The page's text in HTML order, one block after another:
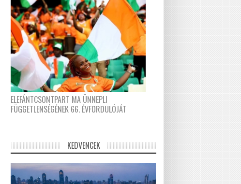
ELEFÁNTCSONTPART MA ÜNNEPLI
FÜGGETLENSÉGÉNEK 66. ÉVFORDULÓJÁT
KEDVENCEK